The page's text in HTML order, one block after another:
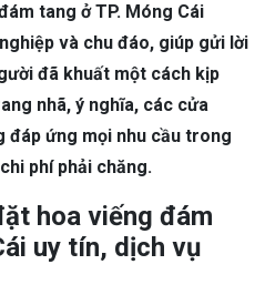
tang ở TP. Móng Cái
và chu đáo, giúp gửi lời
đã khuất một cách kịp
nhã, ý nghĩa, các cửa
đáp ứng mọi nhu cầu trong
phí phải chăng.
hoa viếng đám
uy tín, dịch vụ